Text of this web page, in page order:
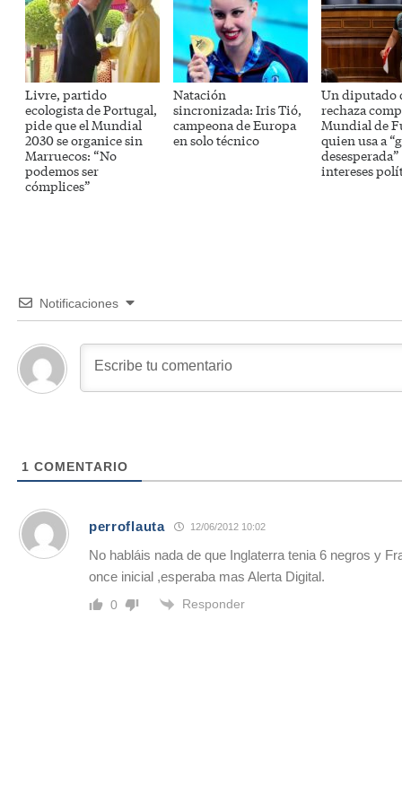
Livre, partido
ecologista de Portugal,
pide que el Mundial
2030 se organice sin
Marruecos: “No
podemos ser
cómplices”
Natación
sincronizada: Iris Tió,
campeona de Europa
en solo técnico
Un diputado
rechaza
Mundial de
quien usa a
intereses
Notificaciones
1 COMENTARIO
perroflauta 12/06/2012 10:02
No habláis nada de que Inglaterra tenia 6 negros y
once inicial ,esperaba mas Alerta Digital.
0 Responder